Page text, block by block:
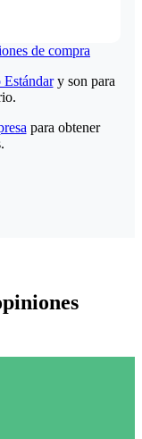
de compra
y son para
para obtener